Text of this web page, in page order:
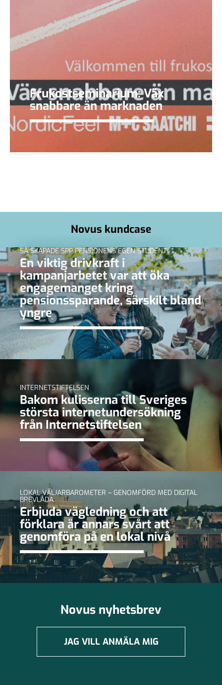
Frukostseminarium: Väx
snabbare än marknaden
Novus kundcase
SÅ SKAPADE SPP PENSIONENS EGEN STUDENT
En viktig drivkraft i
kampanjarbetet var att öka
engagemanget kring
pensionssparande, särskilt bland
yngre
INTERNETSTIFTELSEN
Bakom kulisserna till Sveriges
största internetundersökning
från Internetstiftelsen
LOKAL VÄLJARBAROMETER – GENOMFÖRD MED DIGITAL
BREVLÅDA
Erbjuda vägledning och att
förklara är annars svårt att
genomföra på en lokal nivå
Novus nyhetsbrev
JAG VILL ANMÄLA MIG